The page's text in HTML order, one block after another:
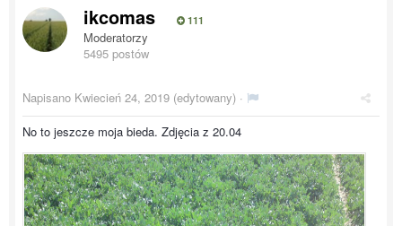
ikcomas 111
Moderatorzy
5495 postów
Napisano Kwiecień 24, 2019 (edytowany) ·
No to jeszcze moja bieda. Zdjęcia z 20.04